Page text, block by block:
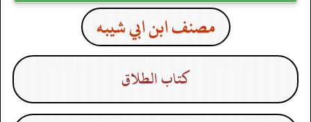
مصنف ابن ابي شيبه
كتاب الطلاق